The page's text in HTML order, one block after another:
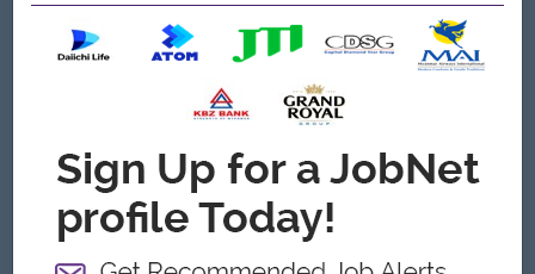
အကျိုးအမြတ်
Monthly Bonus
Annual Bonus
ထူးခြားချက်များ
Fun Working Environment